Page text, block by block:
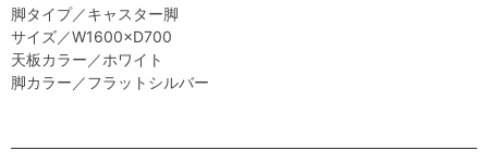
脚タイプ／キャスター脚
サイズ／W1600×D700
天板カラー／ホワイト
脚カラー／フラットシルバー